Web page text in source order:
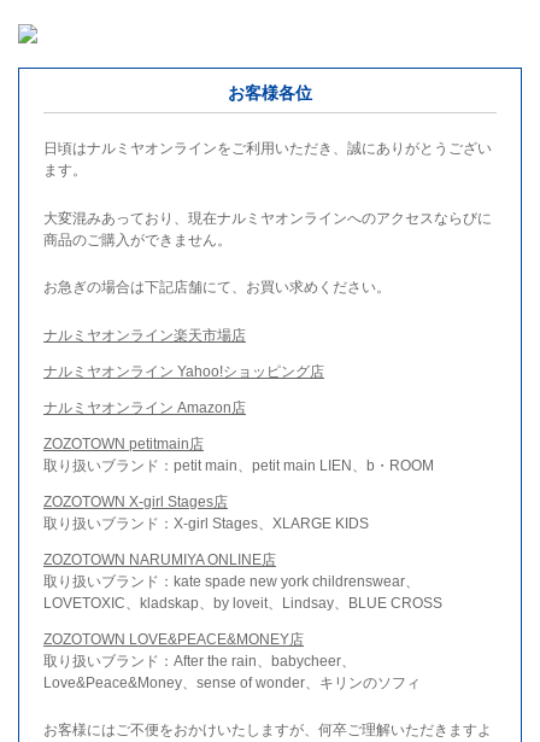
お客様各位
日頃はナルミヤオンラインをご利用いただき、誠にありがとうござい
ます。
大変混みあっており、現在ナルミヤオンラインへのアクセスならびに
商品のご購入ができません。
お急ぎの場合は下記店舗にて、お買い求めください。
ナルミヤオンライン楽天市場店
ナルミヤオンライン Yahoo!ショッピング店
ナルミヤオンライン Amazon店
ZOZOTOWN petitmain店
取り扱いブランド：petit main、petit main LIEN、b・ROOM
ZOZOTOWN X-girl Stages店
取り扱いブランド：X-girl Stages、XLARGE KIDS
ZOZOTOWN NARUMIYA ONLINE店
取り扱いブランド：kate spade new york childrenswear、
LOVETOXIC、kladskap、by loveit、Lindsay、BLUE CROSS
ZOZOTOWN LOVE&PEACE&MONEY店
取り扱いブランド：After the rain、babycheer、
Love&Peace&Money、sense of wonder、キリンのソフィ
お客様にはご不便をおかけいたしますが、何卒ご理解いただきますよ